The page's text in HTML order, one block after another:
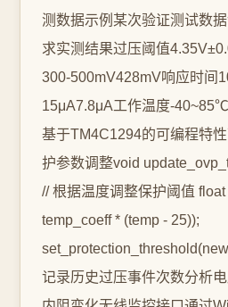
测数据示例某次验证测试数
求实测结果过压阈值
300-500mV428mV响应时间
15μA7.8μA工作温度-
基于TM4C1294的可编程特
护参数调整void
// 根据温度调整保护阈值
temp_coeff * (temp - 25));
记录历史过压事件次数分析